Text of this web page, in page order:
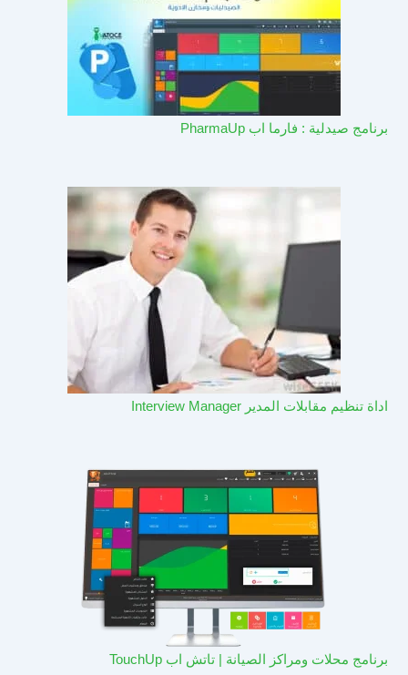
برنامج صيدلية : فارما اب PharmaUp​
اداة تنظيم مقابلات المدير Interview Manager
برنامج محلات ومراكز الصيانة | تاتش اب TouchUp